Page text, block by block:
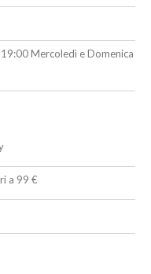
Mercoledì e Domenica
a 99 €